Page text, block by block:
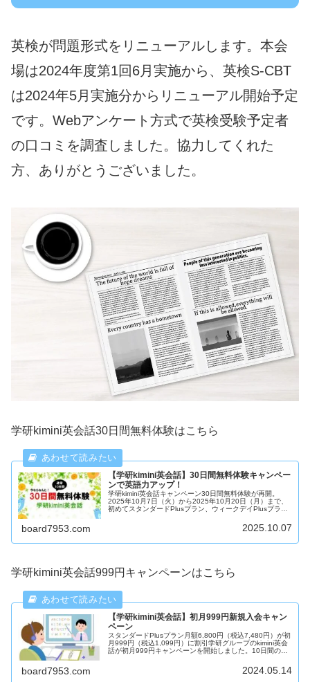
英検が問題形式をリニューアルします。本会
場は2024年度第1回6月実施から、英検S-CBT
は2024年5月実施分からリニューアル開始予定
です。Webアンケート方式で英検受験予定者
の口コミを調査しました。協力してくれた
方、ありがとうございました。
学研kimini英会話30日間無料体験はこちら
【学研kimini英会話】30日間無料体験キャンペー
ンで英語力アップ！
学研kimini英会話キャンペーン30日間無料体験が再開。
2025年10月7日（火）から2025年10月20日（月）まで、
初めてスタンダードPlusプラン、ウィークデイPlusプラ
board7953.com 2025.10.07
学研kimini英会話999円キャンペーンはこちら
【学研kimini英会話】初月999円新規入会キャン
ペーン
スタンダードPlusプラン月額6,800円（税込7,480円）が初
月999円（税込1,099円）に割引学研グループのkimini英会
話が初月999円キャンペーンを開始しました。10日間の無
ドPlusプランに入会すると割引になります。
board7953.com 2024.05.14